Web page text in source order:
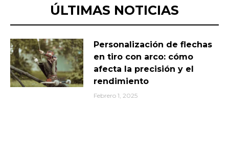
ÚLTIMAS NOTICIAS
Personalización de flechas
en tiro con arco: cómo
afecta la precisión y el
rendimiento
Febrero 1, 2025